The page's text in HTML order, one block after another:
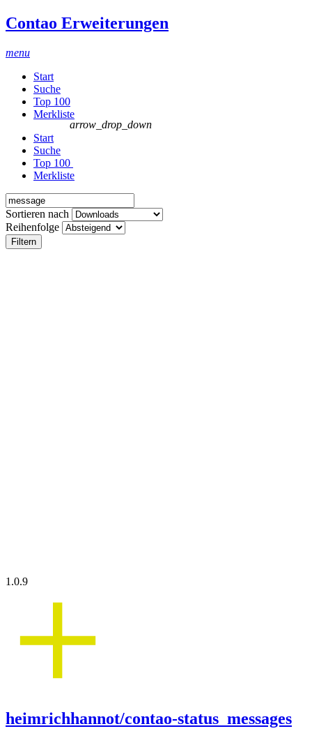
Contao Erweiterungen
menu
Start
Suche
Top 100
Merkliste
Start
Suche
Top 100
arrow_drop_down
Merkliste
Sortieren nach
Reihenfolge
Filtern
1.0.9
heimrichhannot/contao-status_messages